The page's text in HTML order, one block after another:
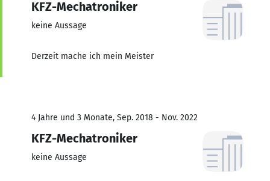
KFZ-Mechatroniker
keine Aussage
Derzeit mache ich mein Meister
4 Jahre und 3 Monate, Sep. 2018 - Nov. 2022
KFZ-Mechatroniker
keine Aussage